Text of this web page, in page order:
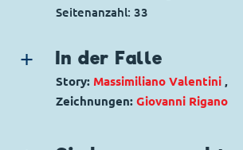
Seitenanzahl: 33
In der Falle
Story: Massimiliano Valentini ,
Zeichnungen:Giovanni Rigano